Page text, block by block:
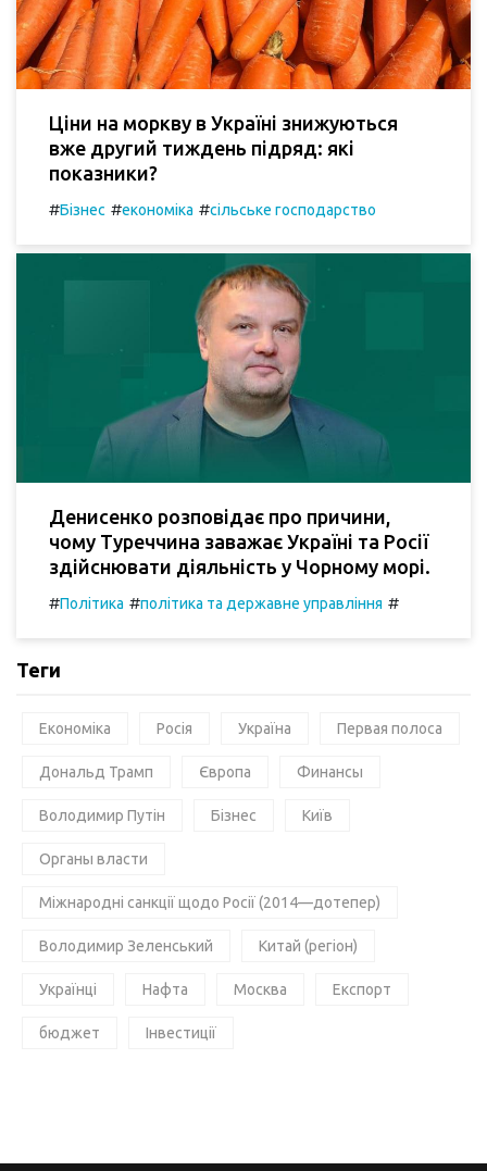
Ціни на моркву в Україні знижуються
вже другий тиждень підряд: які
показники?
#Бізнес #економіка #сільське господарство
Денисенко розповідає про причини,
чому Туреччина заважає Україні та Росії
здійснювати діяльність у Чорному морі.
#Політика #політика та державне управління #
Теги
Економіка Росія Україна Первая полоса
Дональд Трамп Європа Финансы
Володимир Путін Бізнес Київ
Органы власти
Міжнародні санкції щодо Росії (2014—дотепер)
Володимир Зеленський Китай (регіон)
Українці Нафта Москва Експорт
бюджет Інвестиції